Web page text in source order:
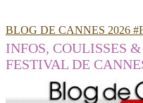
BLOG DE CANNES 2026
INFOS, COULISSES
FESTIVAL DE